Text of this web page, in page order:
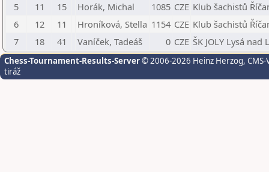
5
11 15 Horák, Michal 1085 CZE Klub šachistů
6
12 11 Hroníková, Stella 1154 CZE Klub šachistů
7
18 41 Vaníček, Tadeáš 0 CZE ŠK JOLY Lysá nad
Chess-Tournament-Results-Server© 2006-2026 Heinz Herzog,
tiráž